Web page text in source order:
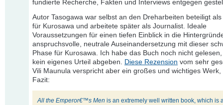
fundierte Recherche, Fakten und Interviews entgegen
Autor Tasogawa war selbst an den Dreharbeiten beteiligt
für Kurosawa und arbeitete später als Journalist. Ideale
Voraussetzungen für einen tiefen Einblick in die
anspruchsvolle, neutrale Auseinandersetzung mit dieser
Phase für Kurosawa. Ich habe das Buch noch nicht
kein eigenes Urteil abgeben. Diese Rezension vom sehr
Vili Maunula verspricht aber ein großes und wichtiges Werk,
Fazit:
All the Emperor€™s Men is an extremely well written book, which is